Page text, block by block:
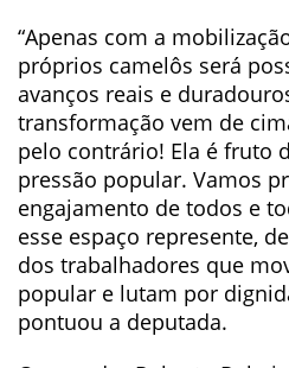
“Apenas com a
próprios camelôs será
avanços reais e
transformação vem de
pelo contrário! Ela é fruto
pressão popular. Vamos
engajamento de todos e
esse espaço represente,
dos trabalhadores que
popular e lutam por
pontuou a deputada.